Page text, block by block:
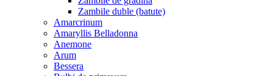
Zambile duble (batute)
Amarcrinum
Amaryllis Belladonna
Anemone
Arum
Bessera